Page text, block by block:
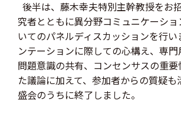
後半は、藤木幸夫特別主幹教授をお
究者とともに異分野コミュニケーシ
いてのパネルディスカッションを行
ンテーションに際しての心構え、専門
問題意識の共有、コンセンサスの重
た議論に加えて、参加者からの質疑も
盛会のうちに終了しました。